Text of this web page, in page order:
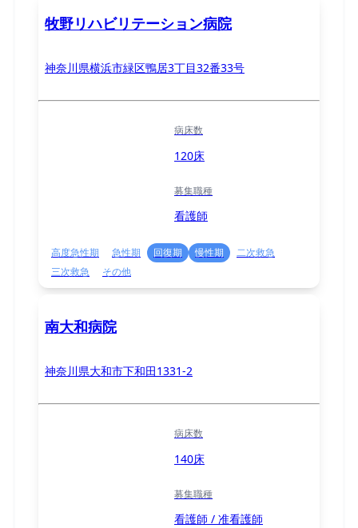
牧野リハビリテーション病院
神奈川県横浜市緑区鴨居3丁目32番33号
病床数
120床
募集職種
看護師
高度急性期 急性期 回復期 慢性期
二次救急
三次救急
その他
南大和病院
神奈川県大和市下和田1331-2
病床数
140床
募集職種
看護師 / 准看護師